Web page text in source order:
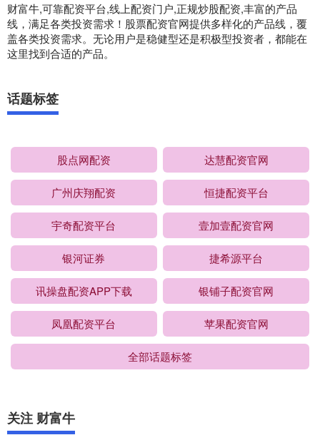
财富牛,可靠配资平台,线上配资门户,正规炒股配资,丰富的产品
线，满足各类投资需求！股票配资官网提供多样化的产品线，覆
盖各类投资需求。无论用户是稳健型还是积极型投资者，都能在
这里找到合适的产品。
话题标签
股点网配资 达慧配资官网
广州庆翔配资 恒捷配资平台
宇奇配资平台 壹加壹配资官网
银河证券 捷希源平台
讯操盘配资APP下载 银铺子配资官网
凤凰配资平台 苹果配资官网
全部话题标签
关注 财富牛